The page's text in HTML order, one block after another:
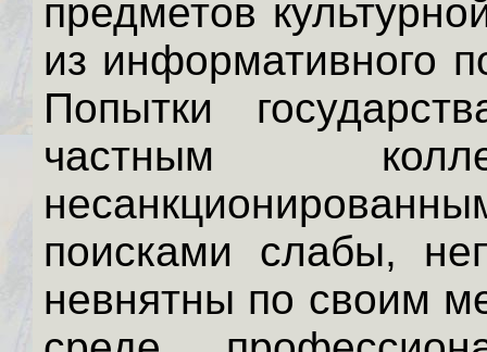
предметов
из информативного
Попытки
частным
поисками слабы,
невнятны по своим